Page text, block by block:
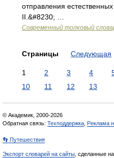
отправления
II.&#8230; …
Современный толковый
Страницы Следующая
1 2 3 4
10
11 12 13
© Академик, 2000-2026
Обратная связь: Техподдержка Реклама
👣 Путешествия
Экспорт словарей на сайты , сделанные